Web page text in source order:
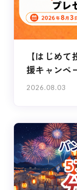
【はじめ
援キャンペ
2026.08.03